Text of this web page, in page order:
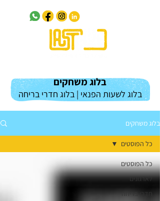
בלוג משחקים
בלוג לשעות הפנאי | בלוג חדרי בריחה
בלוג משחקים
כל הפוסטים
לארגונים
חדרי בריחה
כל הפוסטים